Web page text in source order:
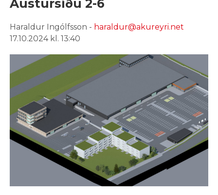
Austursíðu 2-6
Haraldur Ingólfsson - haraldur@akureyri.net
17.10.2024 kl. 13:40